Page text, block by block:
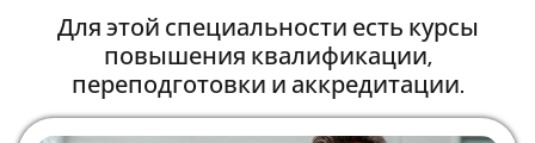
Для этой специальности есть курсы
повышения квалификации,
переподготовки и аккредитации.